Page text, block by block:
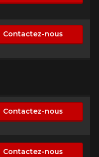
Contactez-nous
Contactez-nous
Contactez-nous